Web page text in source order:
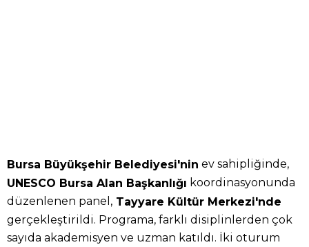
Bursa Büyükşehir Belediyesi'nin ev sahipliğinde,
UNESCO Bursa Alan Başkanlığı koordinasyonunda
düzenlenen panel, Tayyare Kültür Merkezi'nde
gerçekleştirildi. Programa, farklı disiplinlerden çok
sayıda akademisyen ve uzman katıldı. İki oturum